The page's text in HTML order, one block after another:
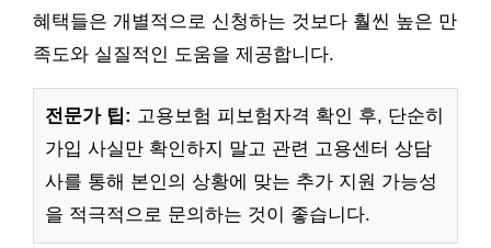
혜택들은 개별적으로 신청하는 것보다 훨씬 높은 만
족도와 실질적인 도움을 제공합니다.
전문가 팁: 고용보험 피보험자격 확인 후, 단순히
가입 사실만 확인하지 말고 관련 고용센터 상담
사를 통해 본인의 상황에 맞는 추가 지원 가능성
을 적극적으로 문의하는 것이 좋습니다.